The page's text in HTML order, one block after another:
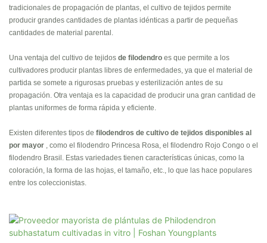
tradicionales de propagación de plantas, el cultivo de tejidos permite
producir grandes cantidades de plantas idénticas a partir de pequeñas
cantidades de material parental.
Una ventaja del cultivo de tejidos de filodendro es que permite a los
cultivadores producir plantas libres de enfermedades, ya que el material de
partida se somete a rigurosas pruebas y esterilización antes de su
propagación. Otra ventaja es la capacidad de producir una gran cantidad de
plantas uniformes de forma rápida y eficiente.
Existen diferentes tipos de filodendros de cultivo de tejidos disponibles al
por mayor , como el filodendro Princesa Rosa, el filodendro Rojo Congo o el
filodendro Brasil. Estas variedades tienen características únicas, como la
coloración, la forma de las hojas, el tamaño, etc., lo que las hace populares
entre los coleccionistas.